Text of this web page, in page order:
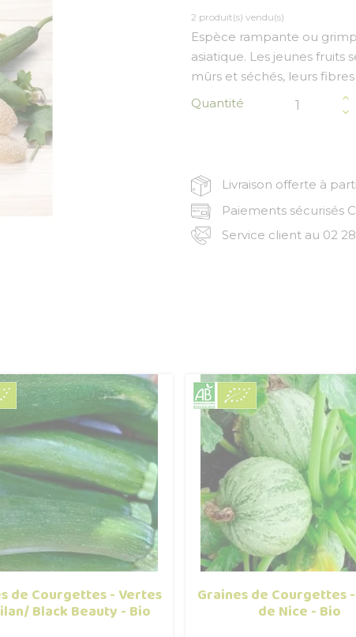
2 produit(s) vendu(s)
Espèce rampante ou
asiatique. Les jeunes
mûrs et séchés, leurs
Quantité
Livraison offerte à
Paiements sécurisés
Service client au 02
de Courgettes - Vertes
Black Beauty - Bio
Graines de Courgettes
de Nice - Bio